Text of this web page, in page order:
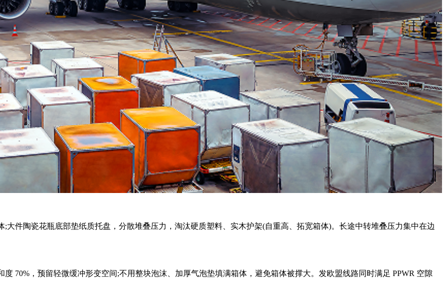
陶瓷花瓶底部垫纸质托盘，分散堆叠压力，淘汰硬质塑料、实木护架(自重高、拓宽箱体)。长途中转堆叠压力集中在边
，预留轻微缓冲形变空间;不用整块泡沫、加厚气泡垫填满箱体，避免箱体被撑大。发欧盟线路同时满足 PPWR 空隙